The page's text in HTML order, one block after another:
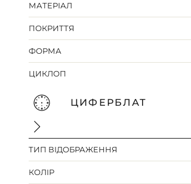
МАТЕРІАЛ
ПОКРИТТЯ
ФОРМА
ЦИКЛОП
ЦИФЕРБЛАТ
ТИП ВІДОБРАЖЕННЯ
КОЛІР